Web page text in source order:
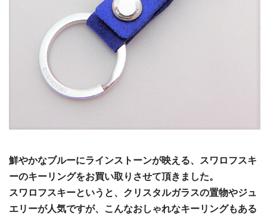
鮮やかなブルーにラインストーンが映える、スワロフスキ
ーのキーリングをお買い取りさせて頂きました。
スワロフスキーというと、クリスタルガラスの置物やジュ
エリーが人気ですが、こんなおしゃれなキーリングもある